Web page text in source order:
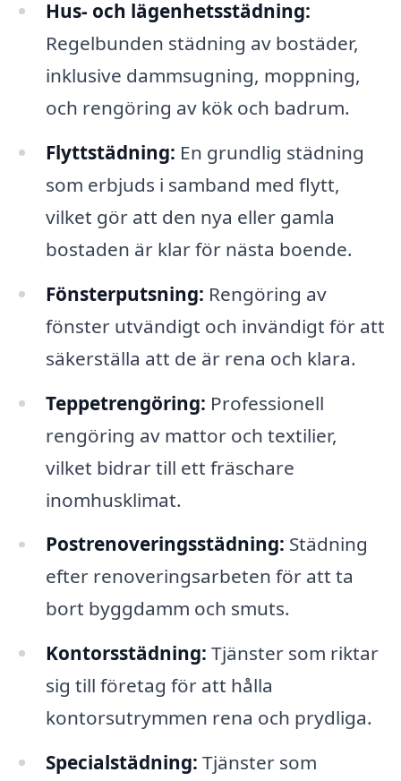
Hus- och lägenhetsstädning:
Regelbunden städning av bostäder,
inklusive dammsugning, moppning,
och rengöring av kök och badrum.
Flyttstädning: En grundlig städning
som erbjuds i samband med flytt,
vilket gör att den nya eller gamla
bostaden är klar för nästa boende.
Fönsterputsning: Rengöring av
fönster utvändigt och invändigt för att
säkerställa att de är rena och klara.
Teppetrengöring: Professionell
rengöring av mattor och textilier,
vilket bidrar till ett fräschare
inomhusklimat.
Postrenoveringsstädning: Städning
efter renoveringsarbeten för att ta
bort byggdamm och smuts.
Kontorsstädning: Tjänster som riktar
sig till företag för att hålla
kontorsutrymmen rena och prydliga.
Specialstädning: Tjänster som